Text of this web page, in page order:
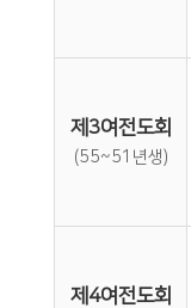
제3여전도회
(55~51년생)
제4여전도회